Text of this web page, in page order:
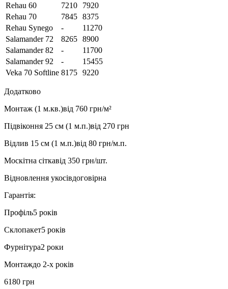
Rehau 60
7210
7920
Rehau 70
7845 8375
Rehau Synego
-
11270
Salamander 72
8265 8900
Salamander 82
-
11700
Salamander 92
-
15455
Veka 70 Softline 8175 9220
Додатково
Монтаж (1 м.кв.)від 760 грн/м²
Підвіконня 25 см (1 м.п.)від 270 грн
Відлив 15 см (1 м.п.)від 80 грн/м.п.
Москітна сіткавід 350 грн/шт.
Відновлення укосівдоговірна
Гарантія:
Профіль5 років
Склопакет5 років
Фурнітура2 роки
Монтаждо 2-х років
6180 грн